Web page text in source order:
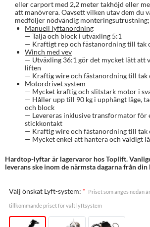
eller carport med 2,2 meter takhöjd eller
att manövrera. Oavsett vilken utav dem du
medföljer nödvändig monteringsutrustning;
Manuell lyftanordning
— Talja och block i utväxling 5:1
— Kraftigt rep och fästanordning till tak
Winch med vev
— Utväxling 36:1 gör det mycket lätt att
liften
— Kraftig wire och fästanordning till tak
Motordrivet system
— Mycket kraftig och slitstark motor i
— Håller upp till 90 kg i upphängt läge,
och block
— Levereras inklusive transformator för
stickkontakt
— Kraftig wire och fästanordning till tak
— Mycket enkel att hantera och väldigt
Hardtop-lyftar är lagervaror hos Toplift.
leverans ske inom de närmsta dagarna från din
Välj önskat Lyft-system: * Priset som anges nedan
tillkommande priset för valt lyftsystem